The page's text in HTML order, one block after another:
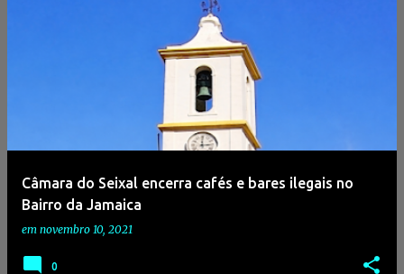
Câmara do Seixal encerra cafés e bares ilegais no
Bairro da Jamaica
em novembro 10, 2021
0